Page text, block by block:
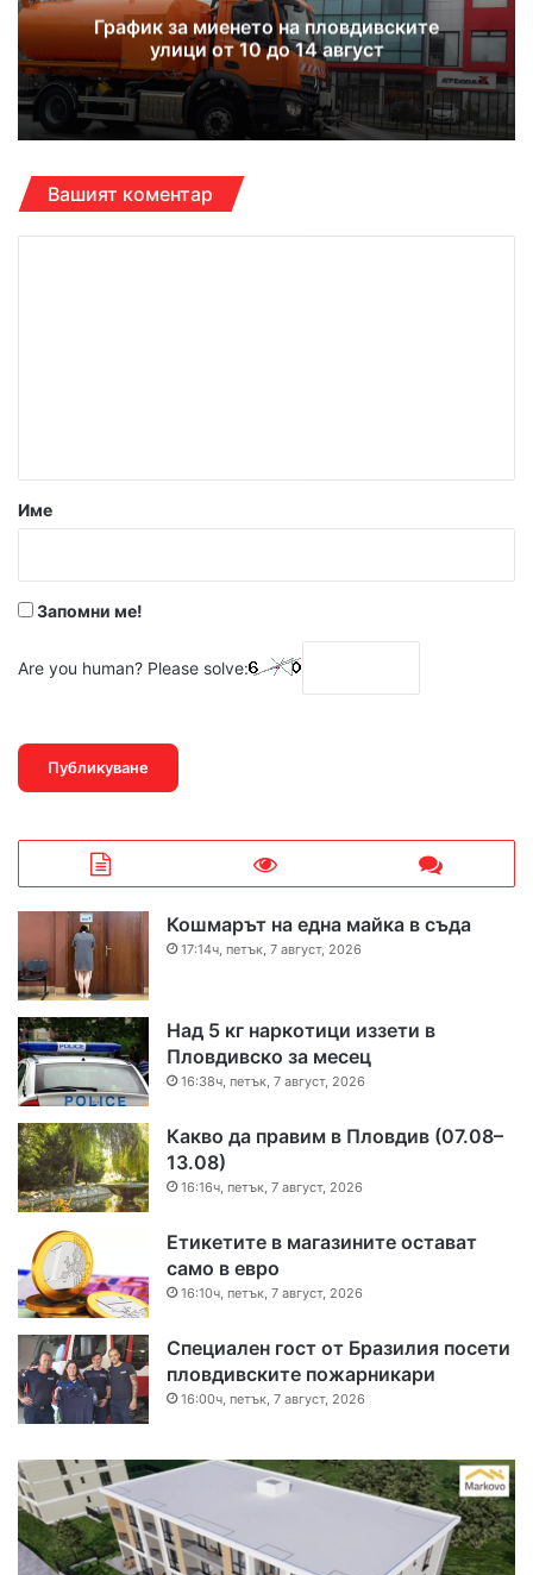
График за миенето на пловдивските
улици от 10 до 14 август
Вашият коментар
р
Име
Запомни ме!
Are you human? Please solve:
Кошмарът на една майка в съда
17:14ч, петък, 7 август, 2026
Над 5 кг наркотици иззети в
Пловдивско за месец
16:38ч, петък, 7 август, 2026
Какво да правим в Пловдив (07.08–
13.08)
16:16ч, петък, 7 август, 2026
Етикетите в магазините остават
само в евро
16:10ч, петък, 7 август, 2026
Специален гост от Бразилия посети
пловдивските пожарникари
16:00ч, петък, 7 август, 2026